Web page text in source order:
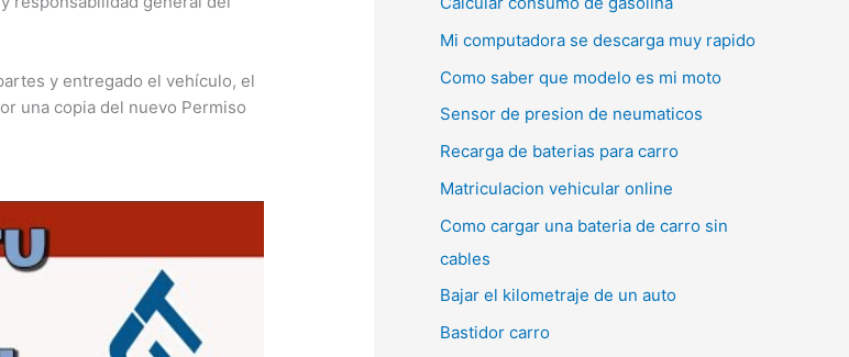
y entregado el vehículo, el
una copia del nuevo Permiso
Mi computadora se descarga muy rapido
Como saber que modelo es mi moto
Sensor de presion de neumaticos
Recarga de baterias para carro
Matriculacion vehicular online
Como cargar una bateria de carro sin
cables
Bajar el kilometraje de un auto
Bastidor carro